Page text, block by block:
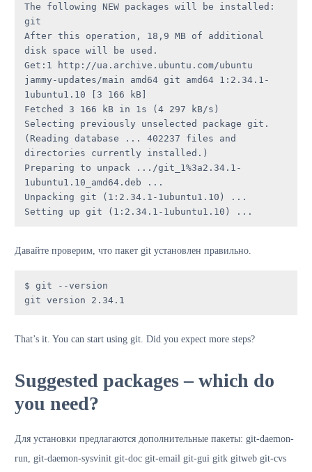
The following NEW packages will be installed:
git
After this operation, 18,9 MB of additional
disk space will be used.
Get:1 http://ua.archive.ubuntu.com/ubuntu
jammy-updates/main amd64 git amd64 1:2.34.1-
1ubuntu1.10 [3 166 kB]
Fetched 3 166 kB in 1s (4 297 kB/s)
Selecting previously unselected package git.
(Reading database ... 402237 files and
directories currently installed.)
Preparing to unpack .../git_1%3a2.34.1-
1ubuntu1.10_amd64.deb ...
Unpacking git (1:2.34.1-1ubuntu1.10) ...
Setting up git (1:2.34.1-1ubuntu1.10) ...
Давайте проверим, что пакет git установлен правильно.
$ git --version
git version 2.34.1
That’s it. You can start using git. Did you expect more steps?
Suggested packages – which do
you need?
Для установки предлагаются дополнительные пакеты: git-daemon-
run, git-daemon-sysvinit git-doc git-email git-gui gitk gitweb git-cvs